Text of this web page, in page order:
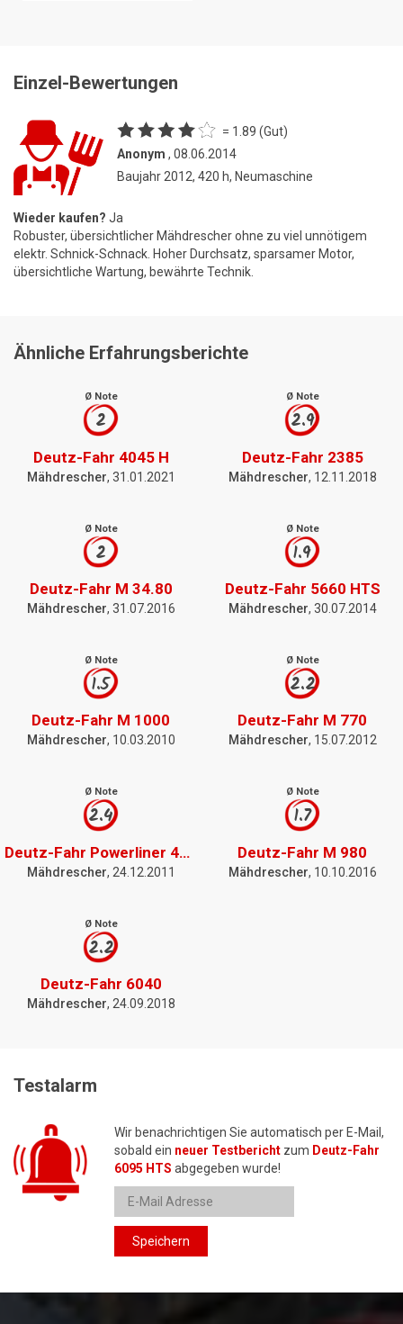
Einzel-Bewertungen
= 1.89 (Gut)
Anonym , 08.06.2014
Baujahr 2012, 420 h, Neumaschine
Wieder kaufen? Ja
Robuster, übersichtlicher Mähdrescher ohne zu viel unnötigem
elektr. Schnick-Schnack. Hoher Durchsatz, sparsamer Motor,
übersichtliche Wartung, bewährte Technik.
Ähnliche Erfahrungsberichte
Ø Note
2
Deutz-Fahr 4045 H
Mähdrescher, 31.01.2021
Ø Note
2.9
Deutz-Fahr 2385
Mähdrescher, 12.11.2018
Ø Note
2
Deutz-Fahr M 34.80
Mähdrescher, 31.07.2016
Ø Note
1.9
Deutz-Fahr 5660 HTS
Mähdrescher, 30.07.2014
Ø Note
1.5
Deutz-Fahr M 1000
Mähdrescher, 10.03.2010
Ø Note
2.2
Deutz-Fahr M 770
Mähdrescher, 15.07.2012
Ø Note
2.4
Deutz-Fahr Powerliner 4030
Mähdrescher, 24.12.2011
Ø Note
1.7
Deutz-Fahr M 980
Mähdrescher, 10.10.2016
Ø Note
2.2
Deutz-Fahr 6040
Mähdrescher, 24.09.2018
Testalarm
Wir benachrichtigen Sie automatisch per E-Mail,
sobald ein neuer Testbericht zum Deutz-Fahr
6095 HTS abgegeben wurde!
Speichern